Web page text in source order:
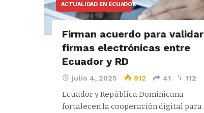
ACTUALIDAD EN ECUADOR
Firman acuerdo para validar
firmas electrónicas entre
Ecuador y RD
julio 4, 2025 912 41 112
Ecuador y República Dominicana
fortalecen la cooperación digital para